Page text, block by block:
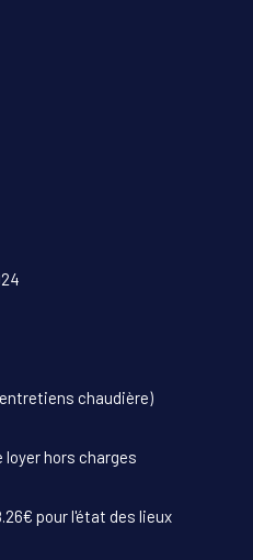
chaudière)
hors charges
pour l'état des lieux